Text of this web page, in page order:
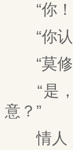
“你！”
“你认
“莫修
“是，
意？”
情人，